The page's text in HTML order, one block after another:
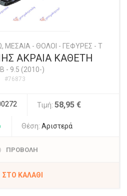
ΜΕΣΑΙΑ - ΘΟΛΟΙ - ΓΕΦΥΡΕΣ - Τ
ΑΚΡΑΙΑ ΚΑΘΕΤΗ
- 9.5 (2010-)
#76873
Τιμή: 58,95 €
Θέση: Αριστερά
ΠΡΟΒΟΛΗ
ΣΤΟ ΚΑΛΆΘΙ